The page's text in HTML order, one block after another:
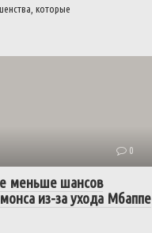
которые
0
меньше шансов
из-за ухода Мбаппе